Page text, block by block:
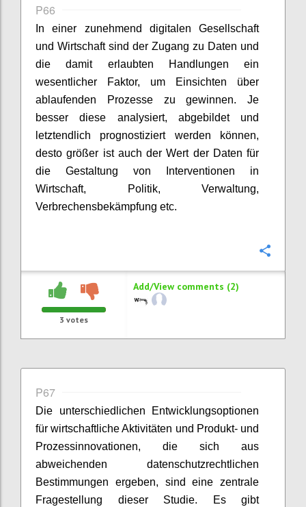
P66
In einer zunehmend digitalen Gesellschaft
und Wirtschaft sind der Zugang zu Daten und
die damit erlaubten Handlungen ein
wesentlicher Faktor, um Einsichten über
ablaufenden Prozesse zu gewinnen. Je
besser diese analysiert, abgebildet und
letztendlich prognostiziert werden können,
desto größer ist auch der Wert der Daten für
die Gestaltung von Interventionen in
Wirtschaft, Politik, Verwaltung,
Verbrechensbekämpfung etc.
3 votes
Add/View comments (2)
P67
Die unterschiedlichen Entwicklungsoptionen
für wirtschaftliche Aktivitäten und Produkt- und
Prozessinnovationen, die sich aus
abweichenden datenschutzrechtlichen
Bestimmungen ergeben, sind eine zentrale
Fragestellung dieser Studie. Es gibt